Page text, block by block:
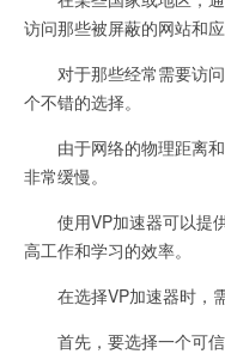
访问那些被屏蔽的网站和应
对于那些经常需要访问
个不错的选择。
由于网络的物理距离和
非常缓慢。
使用VP加速器可以提供
高工作和学习的效率。
在选择VP加速器时，需
首先，要选择一个可信